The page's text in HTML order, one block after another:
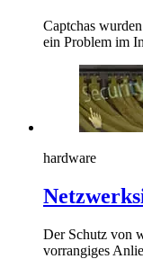
Captchas
ein Problem im
hardware
Der Schutz von
vorrangiges